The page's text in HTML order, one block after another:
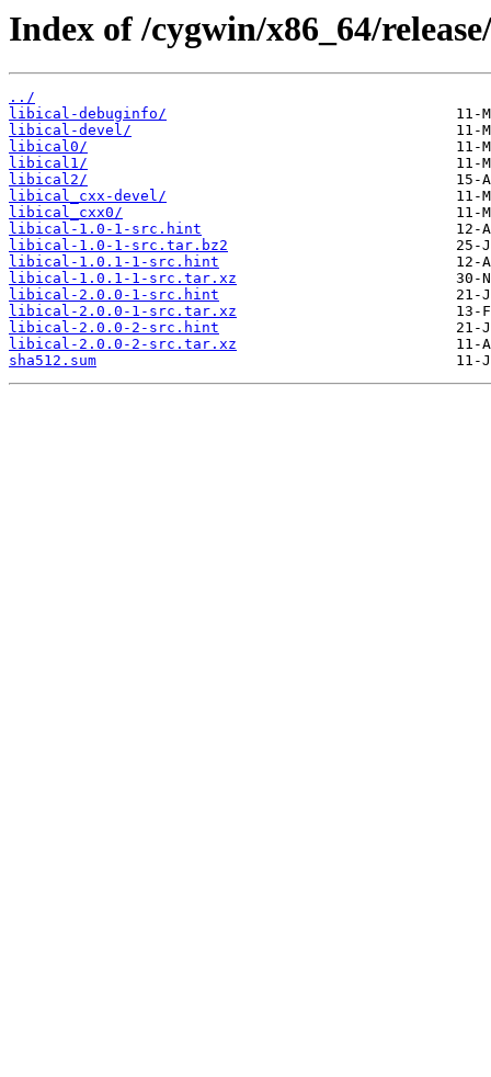
Index of /cygwin/x86_64/
../
libical-debuginfo/
libical-devel/
libical0/
libical1/
libical2/
libical_cxx-devel/
libical_cxx0/
libical-1.0-1-src.hint
libical-1.0-1-src.tar.bz2
libical-1.0.1-1-src.hint
libical-1.0.1-1-src.tar.xz
libical-2.0.0-1-src.hint
libical-2.0.0-1-src.tar.xz
libical-2.0.0-2-src.hint
libical-2.0.0-2-src.tar.xz
sha512.sum